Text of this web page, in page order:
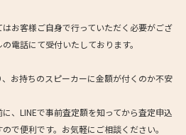
お客様ご自身で行っていただく必要がござ
電話にて受付いたしております。
お持ちのスピーカーに金額が付くのか不安
、LINEで事前査定額を知ってから査定申込
で便利です。お気軽にご相談ください。